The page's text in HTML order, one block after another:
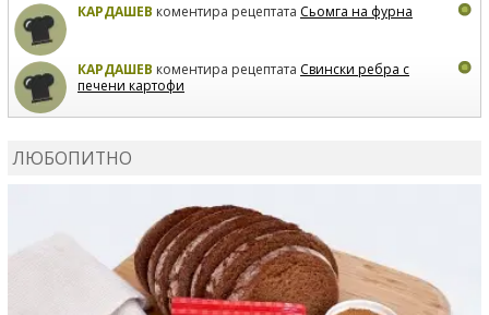
КАРДАШЕВ коментира рецептата Сьомга на фурна
КАРДАШЕВ коментира рецептата Свински ребра с
печени картофи
ЛЮБОПИТНО